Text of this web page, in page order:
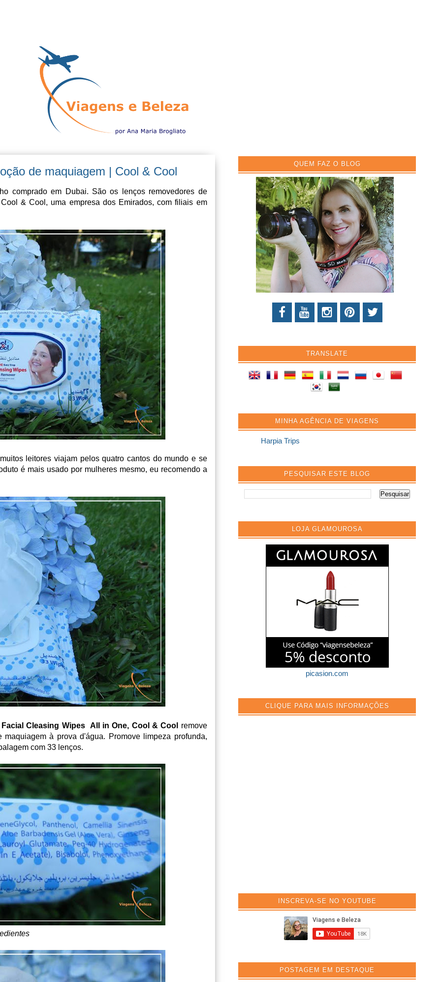
de maquiagem | Cool & Cool
comprado em Dubai. São os lenços removedores de
& Cool, uma empresa dos Emirados, com filiais em
leitores viajam pelos quatro cantos do mundo e se
é mais usado por mulheres mesmo, eu recomendo a
Facial Cleasing Wipes All in One, Cool & Cool
remove
à prova d'água. Promove limpeza profunda,
com 33 lenços.
QUEM FAZ O BLOG
TRANSLATE
MINHA AGÊNCIA DE VIAGENS
Harpia Trips
PESQUISAR ESTE BLOG
LOJA GLAMOUROSA
picasion.com
CLIQUE PARA MAIS INFORMAÇÕES
INSCREVA-SE NO YOUTUBE
POSTAGEM EM DESTAQUE